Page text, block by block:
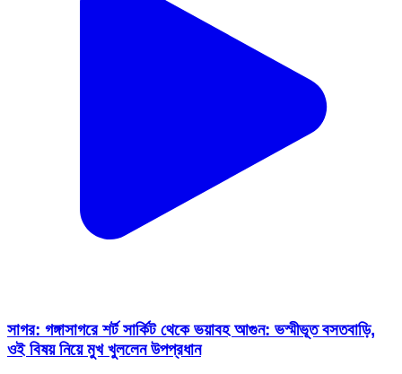
সাগর: গঙ্গাসাগরে শর্ট সার্কিট থেকে ভয়াবহ আগুন: ভস্মীভূত বসতবাড়ি,
ওই বিষয় নিয়ে মুখ খুললেন উপপ্রধান